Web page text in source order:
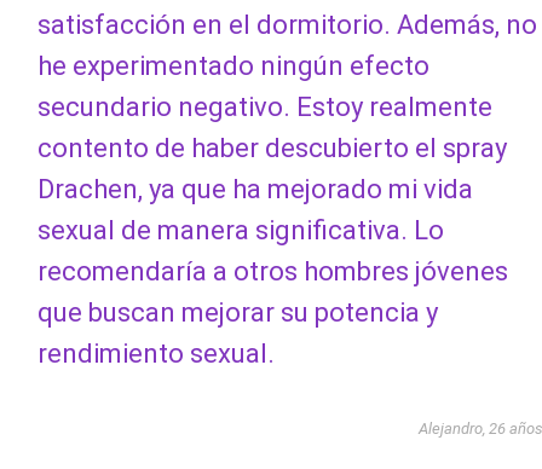
satisfacción en el dormitorio. Además, no
he experimentado ningún efecto
secundario negativo. Estoy realmente
contento de haber descubierto el spray
Drachen, ya que ha mejorado mi vida
sexual de manera significativa. Lo
recomendaría a otros hombres jóvenes
que buscan mejorar su potencia y
rendimiento sexual.
Alejandro, 26 años